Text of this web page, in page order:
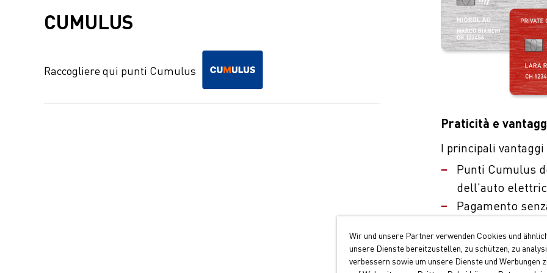
CUMULUS
Raccogliere qui punti Cumulus
Praticità e
I principali
Punti Cumulus
dell’auto
Pagamento
Richiedere ora la
Wir und unsere Partner verwenden Cookies und
unsere Dienste bereitzustellen, zu schützen, zu
verbessern sowie um unsere Dienste und Werbungen